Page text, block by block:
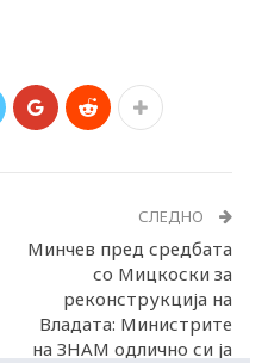
СЛЕДНО
Минчев пред средбата
со Мицкоски за
реконструкција на
Владата: Министрите
на ЗНАМ одлично си ја